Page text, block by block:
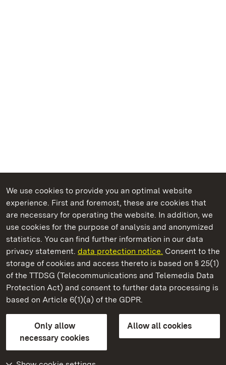
We use cookies to provide you an optimal website
experience. First and foremost, these are cookies that
are necessary for operating the website. In addition, we
use cookies for the purpose of analysis and anonymized
statistics. You can find further information in our data
privacy statement. data protection notice. Consent to the
storage of cookies and access thereto is based on § 25(1)
of the TTDSG (Telecommunications and Telemedia Data
Protection Act) and consent to further data processing is
based on Article 6(1)(a) of the GDPR.
Only allow
necessary cookies
Allow all cookies
State Palaces and Gardens of Baden-Wuerttemberg
Staatliche Schlösser und Gärten Baden‑Württemberg
State Palaces and Gardens of Baden-Wuerttemberg
Contact usFAQMasthead
Declaration on barrier-free access
BITV-konform (geprüfte Seiten)